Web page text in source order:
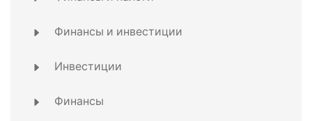
Финансы и инвестиции
Инвестиции
Финансы